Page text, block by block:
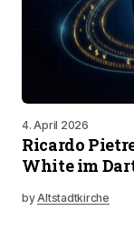
4. April 2026
Ricardo
White im
byAltstadtkirche